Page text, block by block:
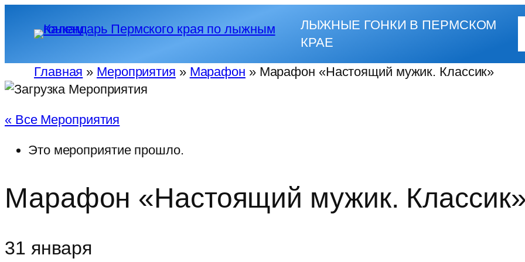
ЛЫЖНЫЕ ГОНКИ В ПЕРМСКОМ
КРАЕ
Главная » Мероприятия » Марафон »Марафон «Настоящий мужик. Классик»
« Все Мероприятия
Это мероприятие прошло.
Марафон «Настоящий мужик. Классик»
31 января